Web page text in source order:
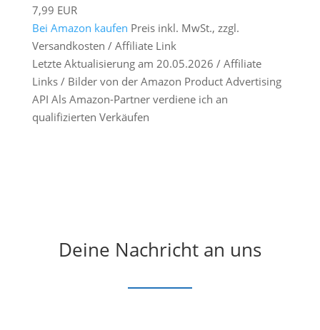
7,99 EUR
Bei Amazon kaufen Preis inkl. MwSt., zzgl.
Versandkosten / Affiliate Link
Letzte Aktualisierung am 20.05.2026 / Affiliate
Links / Bilder von der Amazon Product Advertising
API Als Amazon-Partner verdiene ich an
qualifizierten Verkäufen
Deine Nachricht an uns